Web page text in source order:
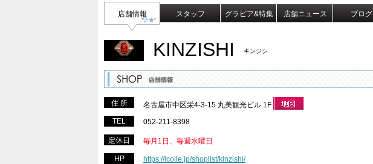
店舗情報 スタッフ グラビア&特集 店舗ニュース ブログ
KINZISHI キンジシ
住 所
名古屋市中区栄4-3-15 丸美観光ビル 1F
TEL
052-211-8398
定休日 毎月1日、毎週水曜日
HP https://lcolle.jp/shoplist/kinzishi/